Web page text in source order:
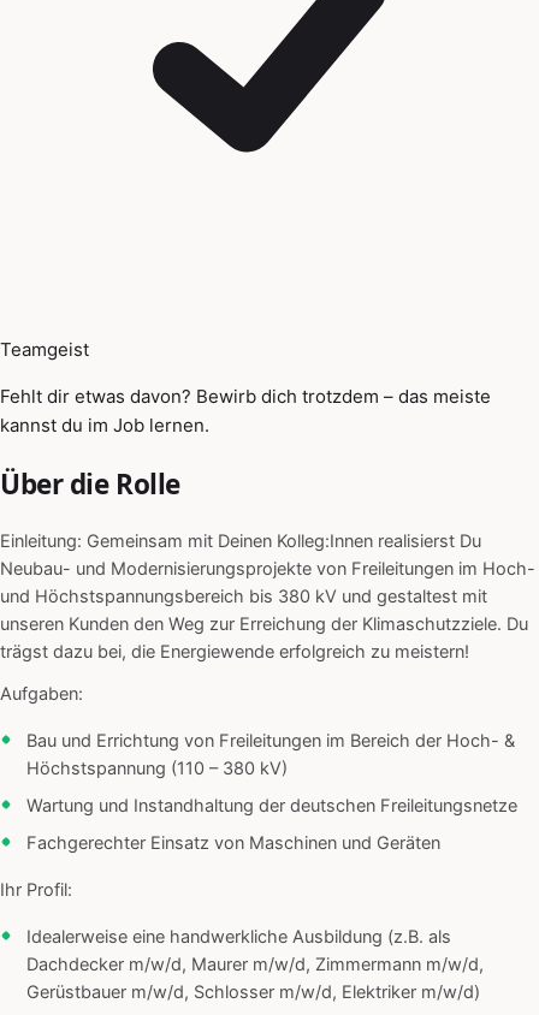
Teamgeist
Fehlt dir etwas davon? Bewirb dich trotzdem – das meiste
kannst du im Job lernen.
Über die Rolle
Einleitung: Gemeinsam mit Deinen Kolleg:Innen realisierst Du
Neubau- und Modernisierungsprojekte von Freileitungen im Hoch-
und Höchstspannungsbereich bis 380 kV und gestaltest mit
unseren Kunden den Weg zur Erreichung der Klimaschutzziele. Du
trägst dazu bei, die Energiewende erfolgreich zu meistern!
Aufgaben:
Bau und Errichtung von Freileitungen im Bereich der Hoch- &
Höchstspannung (110 – 380 kV)
Wartung und Instandhaltung der deutschen Freileitungsnetze
Fachgerechter Einsatz von Maschinen und Geräten
Ihr Profil:
Idealerweise eine handwerkliche Ausbildung (z.B. als
Dachdecker m/w/d, Maurer m/w/d, Zimmermann m/w/d,
Gerüstbauer m/w/d, Schlosser m/w/d, Elektriker m/w/d)